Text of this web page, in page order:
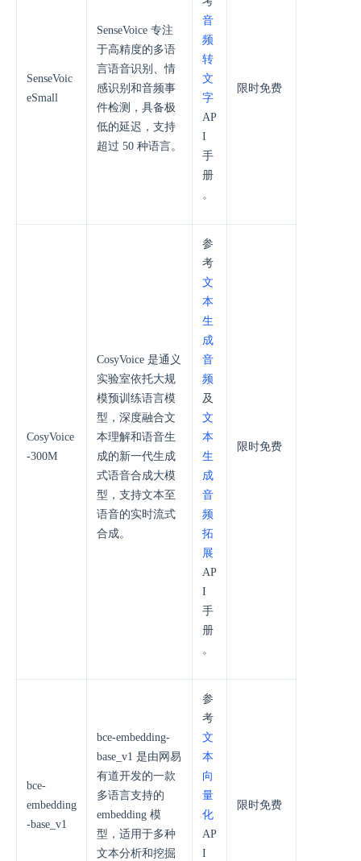
SenseVoic
eSmall
SenseVoice 专注
于高精度的多语
言语音识别、情
感识别和音频事
件检测，具备极
低的延迟，支持
超过 50 种语言。
音
频
转
文
字
AP
I
手
册
。
限时免费
CosyVoice
-300M
CosyVoice 是通义
实验室依托大规
模预训练语言模
型，深度融合文
本理解和语音生
成的新一代生成
式语音合成大模
型，支持文本至
语音的实时流式
合成。
参
考
文
本
生
成
音
频
及
文
本
生
成
音
频
拓
展
AP
I
手
册
。
限时免费
bce-
embedding
-base_v1
bce-embedding-
base_v1 是由网易
有道开发的一款
多语言支持的
embedding 模
型，适用于多种
文本分析和挖掘
参
考
文
本
向
量
化
AP
I
限时免费